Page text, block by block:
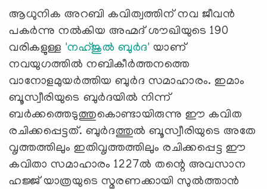
ആധുനിക അറബി കവിത്വത്തിന് നവ ജീവന്‍
പകര്‍ന്നു നല്‍കിയ അഹ്മദ് ശൗഖിയുടെ 190
വരികളുള്ള 'നഹ്ജുല്‍ ബുര്‍ദ' യാണ്
നവയുഗത്തില്‍ നബികീര്‍ത്തനത്തെ
വാനോളമുയര്‍ത്തിയ ബുര്‍ദ സമാഹാരം. ഇമാം
ബൂസ്വീരിയുടെ ബുര്‍ദയില്‍ നിന്ന്
ബര്‍ക്കത്തെടുത്തുകൊണ്ടായിരുന്നു ഈ കവിത
രചിക്കപ്പെട്ടത്. ബുര്‍ദത്തുല്‍ ബൂസ്വീരിയുടെ അതേ
വൃത്തത്തിലും ഇതിവൃത്തത്തിലും രചിക്കപ്പെട്ട ഈ
കവിതാ സമാഹാരം 1227ല്‍ തന്റെ അവസാന
ഹജ്ജ് യാത്രയുടെ സ്മരണക്കായി സുല്‍ത്താന്‍